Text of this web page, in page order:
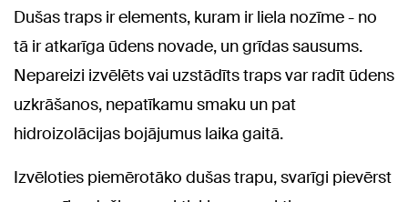
Dušas traps ir elements, kuram ir liela nozīme - no
tā ir atkarīga ūdens novade, un grīdas sausums.
Nepareizi izvēlēts vai uzstādīts traps var radīt ūdens
uzkrāšanos, nepatīkamu smaku un pat
hidroizolācijas bojājumus laika gaitā.
Izvēloties piemērotāko dušas trapu, svarīgi pievērst